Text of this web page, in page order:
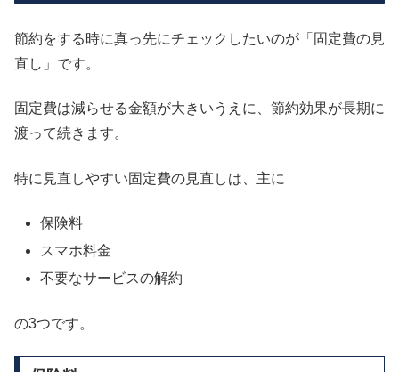
節約をする時に真っ先にチェックしたいのが「固定費の見
直し」です。
固定費は減らせる金額が大きいうえに、節約効果が長期に
渡って続きます。
特に見直しやすい固定費の見直しは、主に
保険料
スマホ料金
不要なサービスの解約
の3つです。